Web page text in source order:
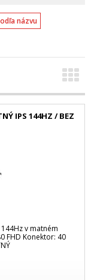
Podľa názvu
IPS 144HZ / BEZ
v matném
FHD Konektor: 40